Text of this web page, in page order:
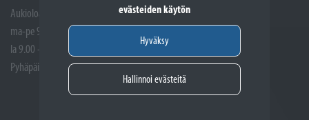
evästeiden käytön
Hyväksy
Hallinnoi evästeitä
Aukioloajat
ma-pe 9.00 - 17.00
la 9.00 - 14.00
Pyhäpäivät suljettuna